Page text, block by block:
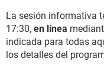
La sesión informativa
17:30, en línea
indicada para todas
los detalles del